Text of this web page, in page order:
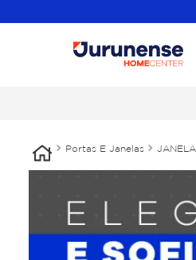
Portas E Janelas JANELA